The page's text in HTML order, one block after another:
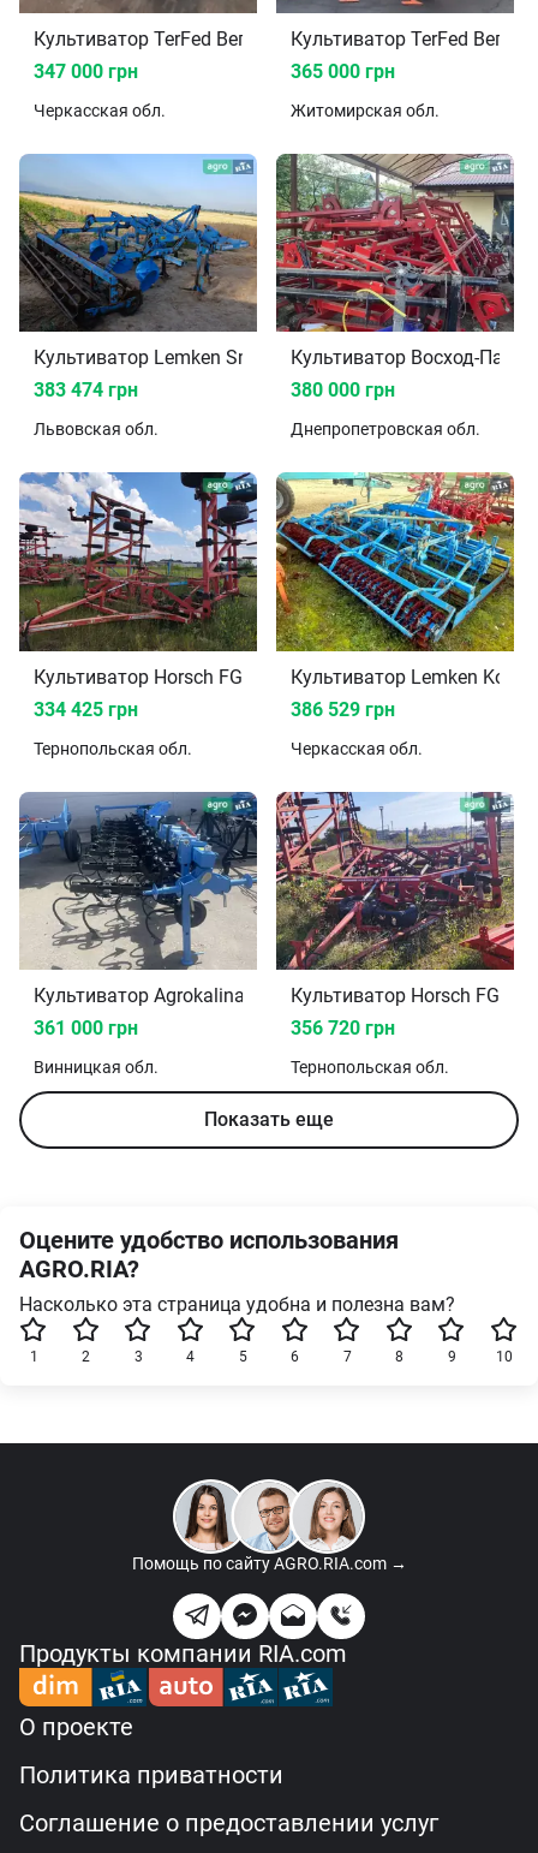
Культиватор TerFed Вепр 5.5 НС-01 2026
347 000 грн
Черкасская обл.
Культиватор TerFed Вепр
365 000 грн
Житомирская обл.
Культиватор Lemken Smaragd 9 2008
383 474 грн
Львовская обл.
Культиватор Восход-
380 000 грн
Днепропетровская обл.
Культиватор Horsch FG-12 2008
334 425 грн
Тернопольская обл.
Культиватор Lemken
386 529 грн
Черкасская обл.
Культиватор Agrokalina КуМ-5.6 2026
361 000 грн
Винницкая обл.
Культиватор Horsch FG-12
356 720 грн
Тернопольская обл.
Показать еще
Оцените удобство использования
AGRO.RIA?
Насколько эта страница удобна и полезна вам?
10
9
8
7
6
5
4
3
2
1
Помощь по сайтуAGRO.RIA.com →
Продукты компании RIA.com
О проекте
Политика приватности
Соглашение о предоставлении услуг